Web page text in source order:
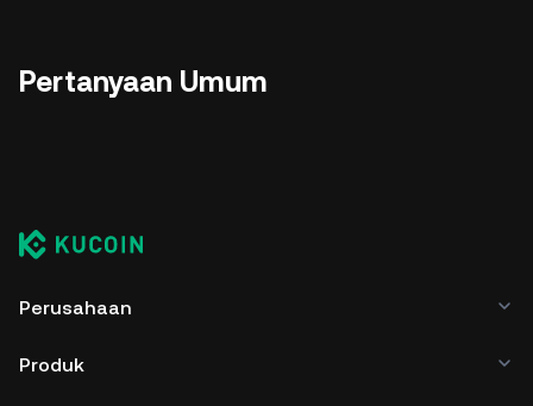
Pertanyaan Umum
Perusahaan
Produk